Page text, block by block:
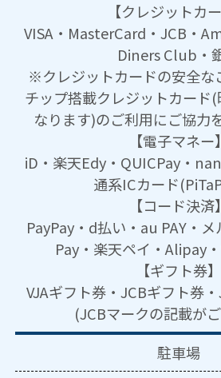
【クレジットカー
VISA・MasterCard・JCB・
Diners Club・
※クレジットカードの安全な
チップ搭載クレジットカード
なります)のご利用にご協力
【電子マネー】
iD・楽天Edy・QUICPay・
通系ICカード
【コード決済】
PayPay・d払い・au PAY・
Pay・楽天ペイ・Alipay
【ギフト券】
VJAギフト券・JCBギフト券
(JCBマークの記載が
駐車場